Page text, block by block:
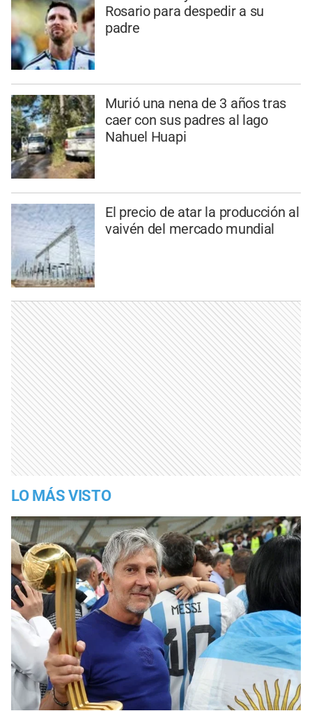
Rosario para despedir a su
padre
Murió una nena de 3 años tras
caer con sus padres al lago
Nahuel Huapi
El precio de atar la producción al
vaivén del mercado mundial
LO MÁS VISTO